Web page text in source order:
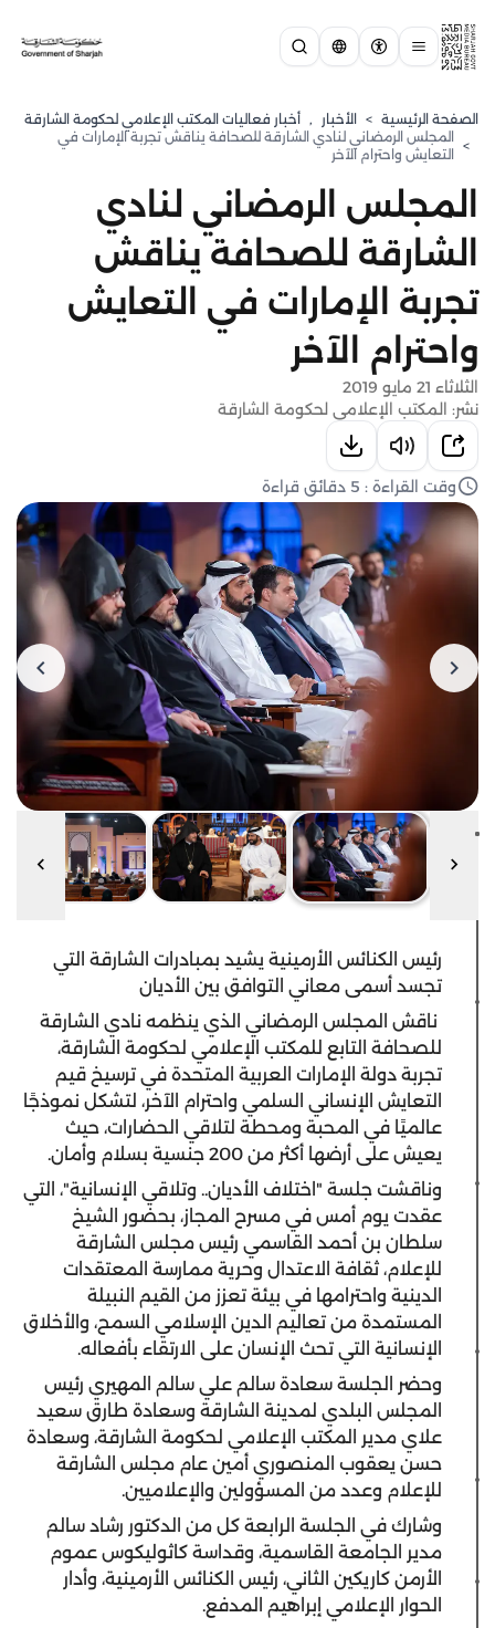
الصفحة الرئيسية > الأخبار , أخبار فعاليات المكتب الإعلامي لحكومة الشارقة
>
المجلس الرمضاني لنادي الشارقة للصحافة يناقش تجربة الإمارات في
التعايش واحترام الآخر
المجلس الرمضاني لنادي
الشارقة للصحافة يناقش
تجربة الإمارات في التعايش
واحترام الآخر
الثلاثاء 21 مايو 2019
نشر: المكتب الإعلامي لحكومة الشارقة
وقت القراءة : 5 دقائق قراءة
رئيس الكنائس الأرمينية يشيد بمبادرات الشارقة التي
تجسد أسمى معاني التوافق بين الأديان
ناقش المجلس الرمضاني الذي ينظمه نادي الشارقة
للصحافة التابع للمكتب الإعلامي لحكومة الشارقة،
تجربة دولة الإمارات العربية المتحدة في ترسيخ قيم
التعايش الإنساني السلمي واحترام الآخر، لتشكل نموذجًا
عالميًا في المحبة ومحطة لتلاقي الحضارات، حيث
يعيش على أرضها أكثر من 200 جنسية بسلام وأمان.
وناقشت جلسة "اختلاف الأديان.. وتلاقي الإنسانية"، التي
عقدت يوم أمس في مسرح المجاز، بحضور الشيخ
سلطان بن أحمد القاسمي رئيس مجلس الشارقة
للإعلام، ثقافة الاعتدال وحرية ممارسة المعتقدات
الدينية واحترامها في بيئة تعزز من القيم النبيلة
المستمدة من تعاليم الدين الإسلامي السمح، والأخلاق
الإنسانية التي تحث الإنسان على الارتقاء بأفعاله.
وحضر الجلسة سعادة سالم علي سالم المهيري رئيس
المجلس البلدي لمدينة الشارقة وسعادة طارق سعيد
علاي مدير المكتب الإعلامي لحكومة الشارقة، وسعادة
حسن يعقوب المنصوري أمين عام مجلس الشارقة
للإعلام وعدد من المسؤولين والإعلاميين.
وشارك في الجلسة الرابعة كل من الدكتور رشاد سالم
مدير الجامعة القاسمية، وقداسة كاثوليكوس عموم
الأرمن كاريكين الثاني، رئيس الكنائس الأرمينية، وأدار
الحوار الإعلامي إبراهيم المدفع.